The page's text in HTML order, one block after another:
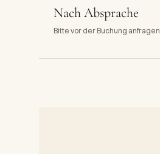
Nach Absprache
Bitte vor der Buchung anfragen